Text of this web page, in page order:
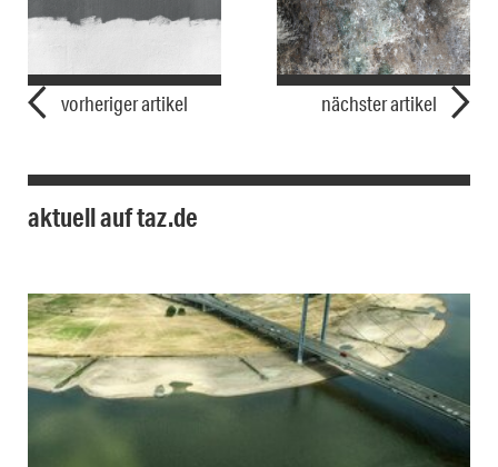
vorheriger artikel nächster artikel
aktuell auf taz.de